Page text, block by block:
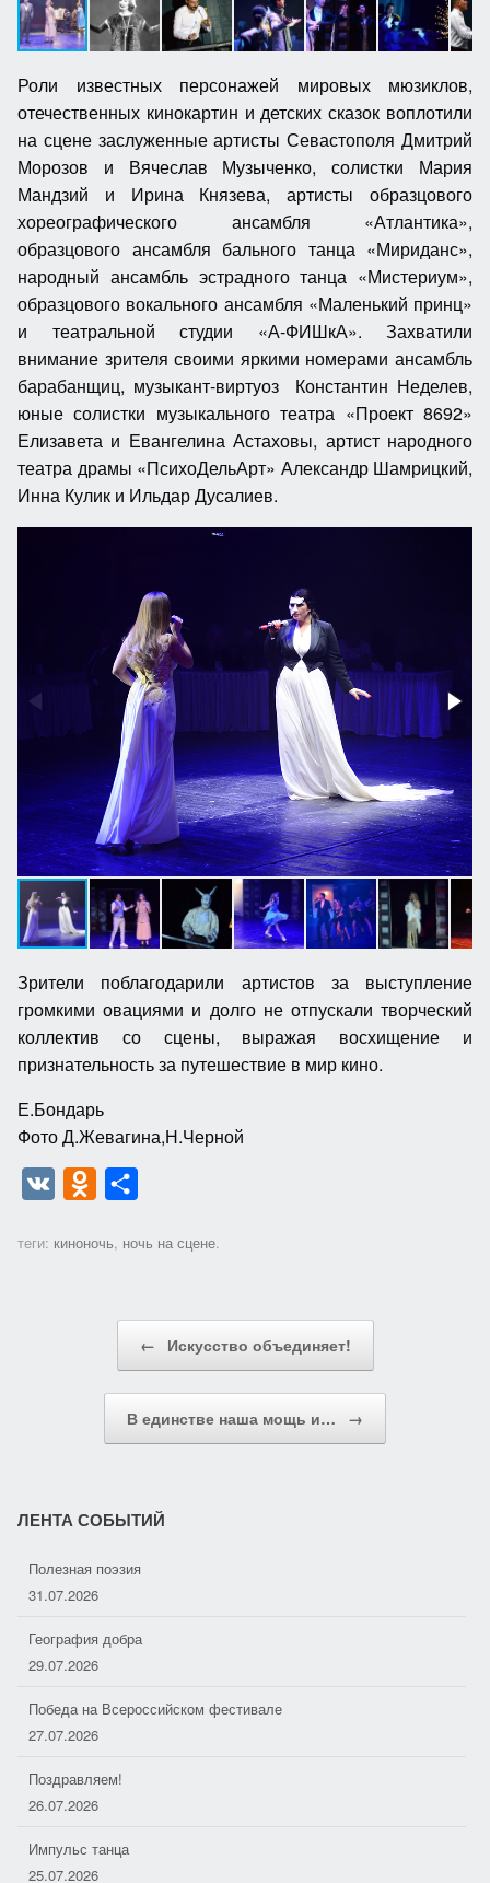
Роли известных персонажей мировых мюзиклов,
отечественных кинокартин и детских сказок воплотили
на сцене заслуженные артисты Севастополя Дмитрий
Морозов и Вячеслав Музыченко, солистки Мария
Мандзий и Ирина Князева, артисты образцового
хореографического ансамбля «Атлантика»,
образцового ансамбля бального танца «Мириданс»,
народный ансамбль эстрадного танца «Мистериум»,
образцового вокального ансамбля «Маленький принц»
и театральной студии «А-ФИШкА». Захватили
внимание зрителя своими яркими номерами ансамбль
барабанщиц, музыкант-виртуоз Константин Неделев,
юные солистки музыкального театра «Проект 8692»
Елизавета и Евангелина Астаховы, артист народного
театра драмы «ПсихоДельАрт» Александр Шамрицкий,
Инна Кулик и Ильдар Дусалиев.
Зрители поблагодарили артистов за выступление
громкими овациями и долго не отпускали творческий
коллектив со сцены, выражая восхищение и
признательность за путешествие в мир кино.
Е.Бондарь
Фото Д.Жевагина,Н.Черной
n
s
i
i
п
а
в
т
ь
теги: киноночь, ночь на сцене.
← Искусство объединяет!
В единстве наша мощь и… →
ЛЕНТА СОБЫТИЙ
Полезная поэзия
31.07.2026
География добра
29.07.2026
Победа на Всероссийском фестивале
27.07.2026
Поздравляем!
26.07.2026
Импульс танца
25.07.2026